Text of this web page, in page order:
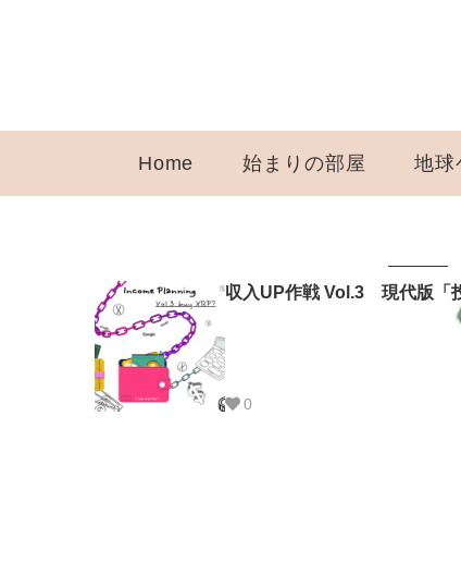
Home 始まりの部屋 地球
収入UP作戦 Vol.3 現代版「
0